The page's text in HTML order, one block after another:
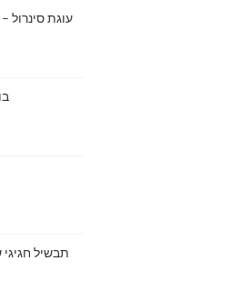
עוגת סינרול
תבשיל חגיגי